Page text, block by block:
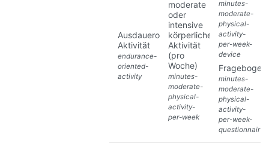
Ausdauerorientierte
Aktivität
endurance-
oriented-
activity
moderate
oder
intensive
körperliche
Aktivität
(pro
Woche)
minutes-
moderate-
physical-
activity-
per-week
minutes-
moderate-
physical-
activity-
per-week-
device
Fragebogen
minutes-
moderate-
physical-
activity-
per-week-
questionnair